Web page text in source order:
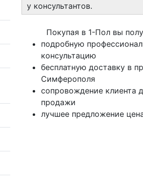
у консультантов.
Покупая в 1-Пол вы
подробную
консультацию
бесплатную доставку в
Симферополя
сопровождение клиента
продажи
лучшее предложение